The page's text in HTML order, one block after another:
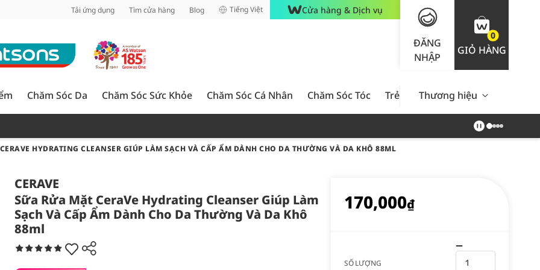
Tải ứng dụng Tìm cửa hàng Blog Tiếng Việt Cửa hàng & Dịch vụ
ĐĂNG
NHẬP
0
GIỎ HÀNG
Chăm Sóc Da Chăm Sóc Sức Khỏe Chăm Sóc Cá Nhân Chăm Sóc Tóc Trẻ Em Nam Giới Chăm Sóc
Thương hiệu
HYDRATING CLEANSER GIÚP LÀM SẠCH VÀ CẤP ẨM DÀNH CHO DA THƯỜNG VÀ DA KHÔ 88ML
CERAVE
Sữa Rửa Mặt CeraVe Hydrating Cleanser Giúp Làm
Sạch Và Cấp Ẩm Dành Cho Da Thường Và Da Khô
88ml
170,000₫
SỐ LƯỢNG